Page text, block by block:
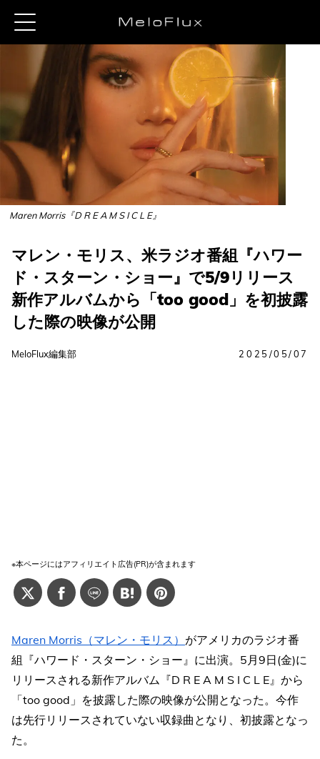
Maren Morris『D R E A M S I C L E』
マレン・モリス、米ラジオ番組『ハワー
ド・スターン・ショー』で5/9リリース
新作アルバムから「too good」を初披露
した際の映像が公開
MeloFlux編集部 2025/05/07
※本ページにはアフィリエイト広告(PR)が含まれます
Maren Morris（マレン・モリス） がアメリカのラジオ番
組『ハワード・スターン・ショー』に出演。5月9日(金)に
リリースされる新作アルバム『D R E A M S I C L E』から
「too good」を披露した際の映像が公開となった。今作
は先行リリースされていない収録曲となり、初披露となっ
た。